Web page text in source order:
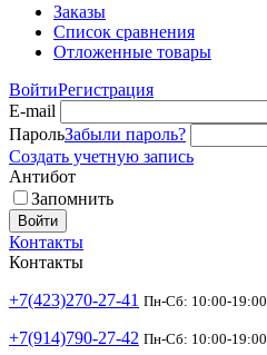
Заказы
Список сравнения
Отложенные товары
ВойтиРегистрация
E-mail
ПарольЗабыли пароль?
Создать учетную запись
Антибот
Запомнить
Войти
Контакты
Контакты
+7(423)270-27-41 Пн-Сб: 10:00-19:00
+7(914)790-27-42 Пн-Сб: 10:00-19:00